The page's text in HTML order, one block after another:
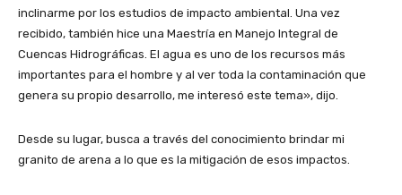
inclinarme por los estudios de impacto ambiental. Una vez
recibido, también hice una Maestría en Manejo Integral de
Cuencas Hidrográficas. El agua es uno de los recursos más
importantes para el hombre y al ver toda la contaminación que
genera su propio desarrollo, me interesó este tema», dijo.
Desde su lugar, busca a través del conocimiento brindar mi
granito de arena a lo que es la mitigación de esos impactos.